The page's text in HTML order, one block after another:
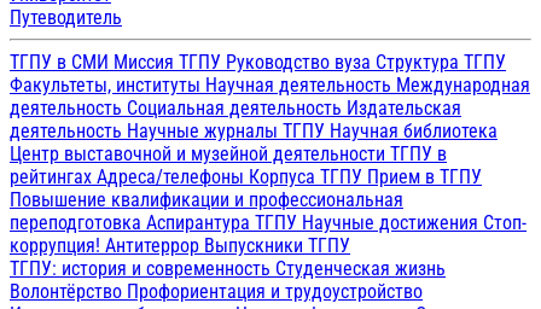
Путеводитель
ТГПУ в СМИ Миссия ТГПУ Руководство вуза Структура ТГПУ
Факультеты, институты Научная деятельность Международная
деятельность Социальная деятельность Издательская
деятельность Научные журналы ТГПУ Научная библиотека
Центр выставочной и музейной деятельности ТГПУ в
рейтингах Адреса/телефоны Корпуса ТГПУ Прием в ТГПУ
Повышение квалификации и профессиональная
переподготовка Аспирантура ТГПУ Научные достижения Стоп-
коррупция! Антитеррор Выпускники ТГПУ
ТГПУ: история и современность Студенческая жизнь
Волонтёрство Профориентация и трудоустройство